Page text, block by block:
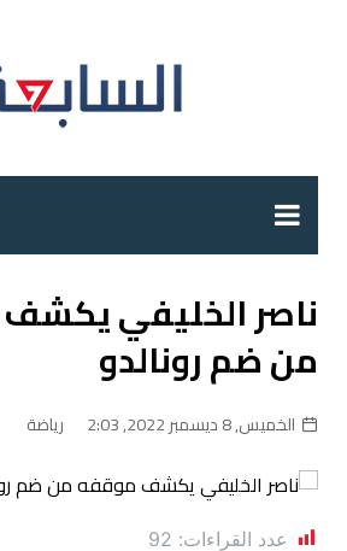
ناصر الخليفي
من ضم رونالدو
الخميس, 8 ديسمبر 2022, 2:03 رياضة
عدد القراءات: 92